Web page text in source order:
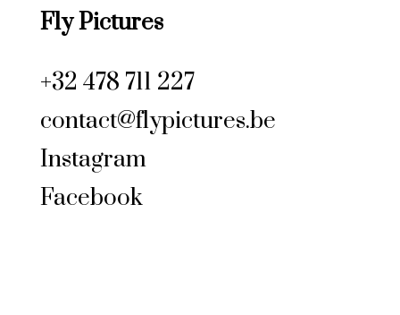
Fly Pictures
+32 478 711 227
contact@flypictures.be
Instagram
Facebook